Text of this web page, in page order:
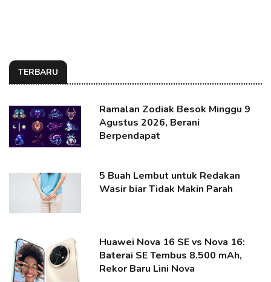
TERBARU
Ramalan Zodiak Besok Minggu 9
Agustus 2026, Berani
Berpendapat
5 Buah Lembut untuk Redakan
Wasir biar Tidak Makin Parah
Huawei Nova 16 SE vs Nova 16:
Baterai SE Tembus 8.500 mAh,
Rekor Baru Lini Nova